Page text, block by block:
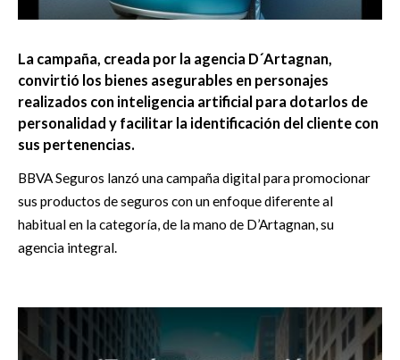
La campaña, creada por la agencia D´Artagnan,
convirtió los bienes asegurables en personajes
realizados con inteligencia artificial para dotarlos de
personalidad y facilitar la identificación del cliente con
sus pertenencias.
BBVA Seguros lanzó una campaña digital para promocionar
sus productos de seguros con un enfoque diferente al
habitual en la categoría, de la mano de D’Artagnan, su
agencia integral.